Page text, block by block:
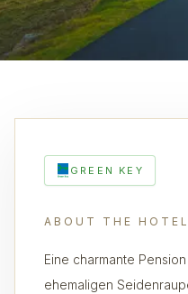
GREEN KEY
ABOUT THE HOTEL
Eine charmante
ehemaligen